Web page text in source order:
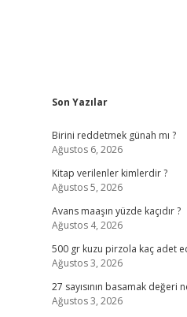
Sidebar
Son Yazılar
Birini reddetmek günah mı ?
Ağustos 6, 2026
Kitap verilenler kimlerdir ?
Ağustos 5, 2026
Avans maaşın yüzde kaçıdır ?
Ağustos 4, 2026
500 gr kuzu pirzola kaç adet
Ağustos 3, 2026
27 sayısının basamak değeri
Ağustos 3, 2026
ilbet giriş